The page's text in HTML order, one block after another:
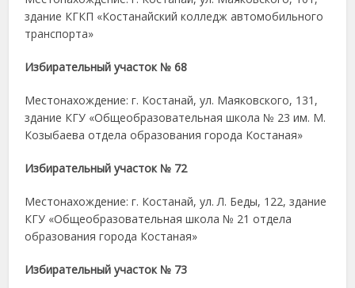
здание КГКП «Костанайский колледж автомобильного
транспорта»
Избирательный участок № 68
Местонахождение: г. Костанай, ул. Маяковского, 131,
здание КГУ «Общеобразовательная школа № 23 им. М.
Козыбаева отдела образования города Костаная»
Избирательный участок № 72
Местонахождение: г. Костанай, ул. Л. Беды, 122, здание
КГУ «Общеобразовательная школа № 21 отдела
образования города Костаная»
Избирательный участок № 73